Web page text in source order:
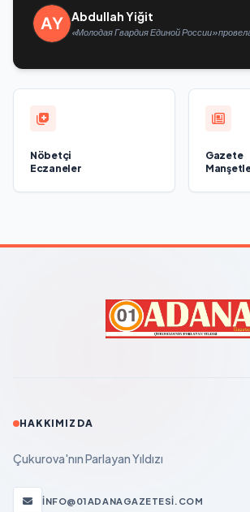
Abdullah Yiğit
«Молодая Гвардия Единой России»
Nöbetçi
Eczaneler
Gazete
HAKKIMIZDA
Çukurova'nın Parlayan Yıldızı
INFO@01ADANAGAZETESI.COM